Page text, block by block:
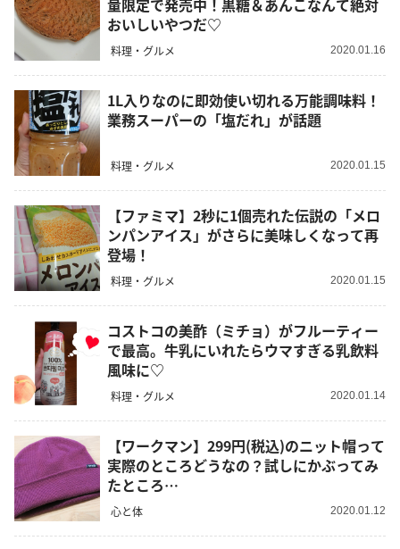
量限定で発売中！黒糖＆あんこなんて絶対
おいしいやつだ♡
料理・グルメ 2020.01.16
1L入りなのに即効使い切れる万能調味料！
業務スーパーの「塩だれ」が話題
料理・グルメ 2020.01.15
【ファミマ】2秒に1個売れた伝説の「メロ
ンパンアイス」がさらに美味しくなって再
登場！
料理・グルメ 2020.01.15
コストコの美酢（ミチョ）がフルーティー
で最高。牛乳にいれたらウマすぎる乳飲料
風味に♡
料理・グルメ 2020.01.14
【ワークマン】299円(税込)のニット帽って
実際のところどうなの？試しにかぶってみ
たところ…
心と体 2020.01.12